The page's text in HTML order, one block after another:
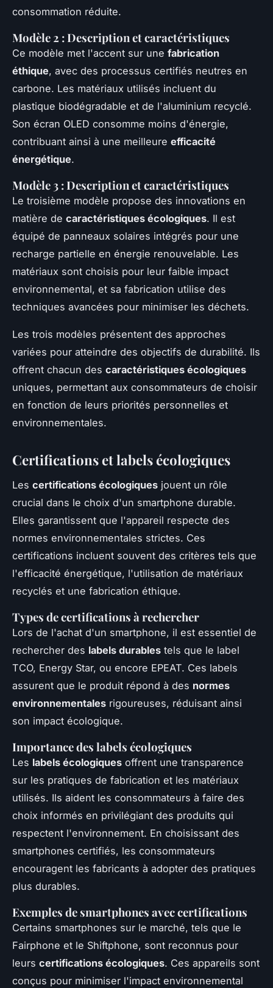
consommation réduite.
Modèle 2 : Description et caractéristiques
Ce modèle met l'accent sur une fabrication
éthique, avec des processus certifiés neutres en
carbone. Les matériaux utilisés incluent du
plastique biodégradable et de l'aluminium recyclé.
Son écran OLED consomme moins d'énergie,
contribuant ainsi à une meilleure efficacité
énergétique.
Modèle 3 : Description et caractéristiques
Le troisième modèle propose des innovations en
matière de caractéristiques écologiques. Il est
équipé de panneaux solaires intégrés pour une
recharge partielle en énergie renouvelable. Les
matériaux sont choisis pour leur faible impact
environnemental, et sa fabrication utilise des
techniques avancées pour minimiser les déchets.
Les trois modèles présentent des approches
variées pour atteindre des objectifs de durabilité. Ils
offrent chacun des caractéristiques écologiques
uniques, permettant aux consommateurs de choisir
en fonction de leurs priorités personnelles et
environnementales.
Certifications et labels écologiques
Les certifications écologiques jouent un rôle
crucial dans le choix d'un smartphone durable.
Elles garantissent que l'appareil respecte des
normes environnementales strictes. Ces
certifications incluent souvent des critères tels que
l'efficacité énergétique, l'utilisation de matériaux
recyclés et une fabrication éthique.
Types de certifications à rechercher
Lors de l'achat d'un smartphone, il est essentiel de
rechercher des labels durables tels que le label
TCO, Energy Star, ou encore EPEAT. Ces labels
assurent que le produit répond à des normes
environnementales rigoureuses, réduisant ainsi
son impact écologique.
Importance des labels écologiques
Les labels écologiques offrent une transparence
sur les pratiques de fabrication et les matériaux
utilisés. Ils aident les consommateurs à faire des
choix informés en privilégiant des produits qui
respectent l'environnement. En choisissant des
smartphones certifiés, les consommateurs
encouragent les fabricants à adopter des pratiques
plus durables.
Exemples de smartphones avec certifications
Certains smartphones sur le marché, tels que le
Fairphone et le Shiftphone, sont reconnus pour
leurs certifications écologiques. Ces appareils sont
conçus pour minimiser l'impact environnemental